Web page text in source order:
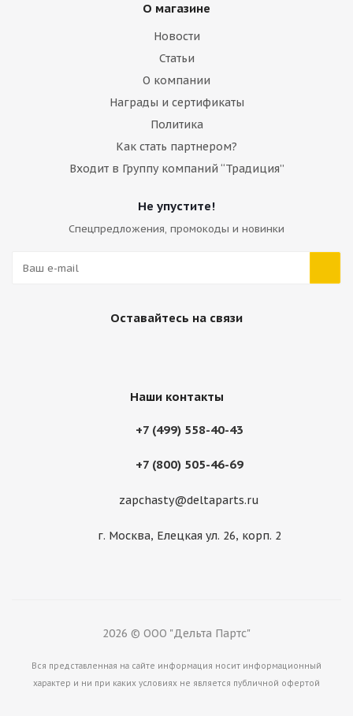
О магазине
Новости
Статьи
О компании
Награды и сертификаты
Политика
Как стать партнером?
Входит в Группу компаний “Традиция”
Не упустите!
Спецпредложения, промокоды и новинки
Оставайтесь на связи
Наши контакты
+7 (499) 558-40-43
+7 (800) 505-46-69
zapchasty@deltaparts.ru
г. Москва, Елецкая ул. 26, корп. 2
2026 © ООО "Дельта Партс"
Вся представленная на сайте информация носит информационный
характер и ни при каких условиях не является публичной офертой